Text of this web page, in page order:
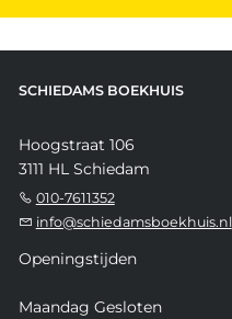
SCHIEDAMS BOEKHUIS
Hoogstraat 106
3111 HL Schiedam
010-7611352
info@schiedamsboekhuis.nl
Openingstijden
Maandag Gesloten